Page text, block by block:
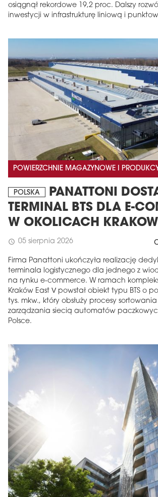
osiągnął rekordowe 19,2 proc. Dalszy
inwestycji w infrastrukturę liniową i
POWIERZCHNIE MAGAZYNOWE I
POLSKA
PANATTONI
TERMINAL BTS DLA E-
W OKOLICACH
schedule 05 sierpnia 2026
Firma Panattoni ukończyła realizację
terminala logistycznego dla jednego z
na rynku e-commerce. W ramach
Kraków East V powstał obiekt typu BTS o
tys. mkw., który obsłuży procesy
zarządzania siecią automatów
Polsce.